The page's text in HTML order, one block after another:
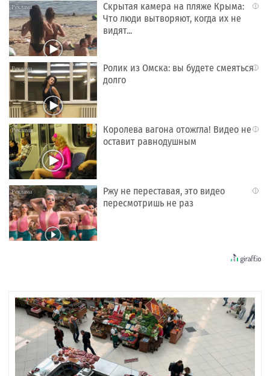
i
Скрытая камера на пляже Крыма:
Что люди вытворяют, когда их не
видят...
i
Ролик из Омска: вы будете смеяться
долго
i
Королева вагона отожгла! Видео не
оставит равнодушным
i
Ржу не переставая, это видео
пересмотришь не раз